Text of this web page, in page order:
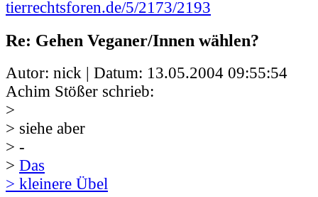
tierrechtsforen.de/5/2173/2193
Re: Gehen Veganer/Innen wählen?
Autor: nick | Datum: 13.05.2004 09:55:54
Achim Stößer schrieb:
>
> siehe aber
> -
> Das
> kleinere Übel